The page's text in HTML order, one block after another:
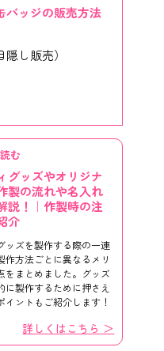
バッジの販売方法
し販売）
む
グッズやオリジナ
製の流れや名入れ
説！｜作製時の注
介
ッズを製作する際の一連
作方法ごとに異なるメリ
をまとめました。グッズ
に製作するために押さえ
イントもご紹介します！
詳しくはこちら ＞